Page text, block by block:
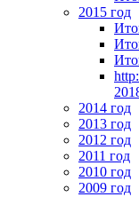
2015 год
2014 год
2013 год
2012 год
2011 год
2010 год
2009 год